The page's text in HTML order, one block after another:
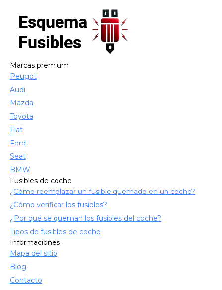
Marcas premium
Peugot
Audi
Mazda
Toyota
Fiat
Ford
Seat
BMW
Fusibles de coche
¿Cómo reemplazar un fusible quemado en un coche?
¿Cómo verificar los fusibles?
¿Por qué se queman los fusibles del coche?
Tipos de fusibles de coche
Informaciones
Mapa del sitio
Blog
Contacto